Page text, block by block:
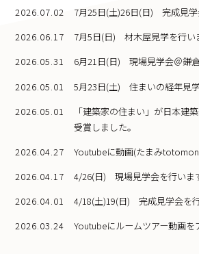
2026.07.02
7月25日(土)26日(日) 完成見
2026.06.17
7月5日(日) 材木屋見学を行い
2026.05.31
6月21日(日) 現場見学会＠鎌
2026.05.01
5月23日(土) 住まいの経年見
2026.05.01
「建築家の住まい」が日本建
受賞しました。
2026.04.27
Youtubeに動画(たまみ
2026.04.17
4/26(日) 現場見学会を行いま
2026.04.01
4/18(土)19(日) 完成見学会を
2026.03.24
Youtubeにルームツアー動画を